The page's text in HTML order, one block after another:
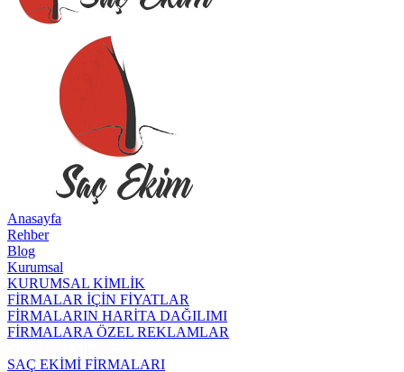
Anasayfa
Rehber
Blog
Kurumsal
KURUMSAL KİMLİK
FİRMALAR İÇİN FİYATLAR
FİRMALARIN HARİTA DAĞILIMI
FİRMALARA ÖZEL REKLAMLAR
SAÇ EKİMİ FİRMALARI